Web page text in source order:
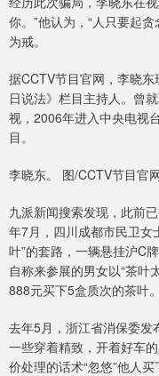
你。”他认为，“人只要起
为戒。
据CCTV节目官网，李晓
日说法》栏目主持人。曾
视，2006年进入中央电视
目。
李晓东。 图/CCTV节目官
九派新闻搜索发现，此前
年7月，四川成都市民卫女
叶”的套路，一辆悬挂沪C
自称来参展的男女以“茶叶
888元买下5盒质次的茶叶。
去年5月，浙江省消保委发
一些穿着精致，开着好车
价处理的话术“忽悠”他人